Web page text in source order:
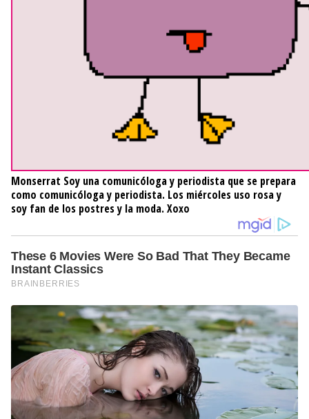
Monserrat Soy una comunicóloga y periodista que se prepara
como comunicóloga y periodista. Los miércoles uso rosa y
soy fan de los postres y la moda. Xoxo